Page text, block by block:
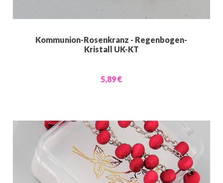
Kommunion-Rosenkranz - Regenbogen-
Kristall UK-KT
5,89 €